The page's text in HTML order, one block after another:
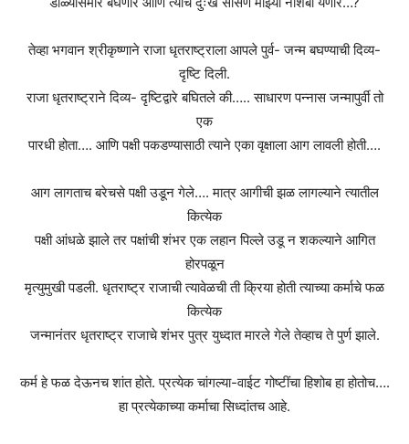
तेव्हा भगवान श्रीकृष्णाने राजा धृतराष्ट्राला आपले पुर्व- जन्म बघण्याची दिव्य-
दृष्टि दिली.
राजा धृतराष्ट्राने दिव्य- दृष्टिद्वारे बघितले की….. साधारण पन्नास जन्मापुर्वी तो
एक
पारधी होता…. आणि पक्षी पकडण्यासाठी त्याने एका वृक्षाला आग लावली होती….
आग लागताच बरेचसे पक्षी उडून गेले…. मात्र आगीची झळ लागल्याने त्यातील
कित्येक
पक्षी आंधळे झाले तर पक्षांची शंभर एक लहान पिल्ले उडू न शकल्याने आगित
होरपळून
मृत्युमुखी पडली. धृतराष्ट्र राजाची त्यावेळची ती क्रिया होती त्याच्या कर्माचे फळ
कित्येक
जन्मानंतर धृतराष्ट्र राजाचे शंभर पुत्र युध्दात मारले गेले तेव्हाच ते पुर्ण झाले.
कर्म हे फळ देऊनच शांत होते. प्रत्येक चांगल्या-वाईट गोष्टींचा हिशोब हा होतोच….
हा प्रत्येकाच्या कर्माचा सिध्दांतच आहे.